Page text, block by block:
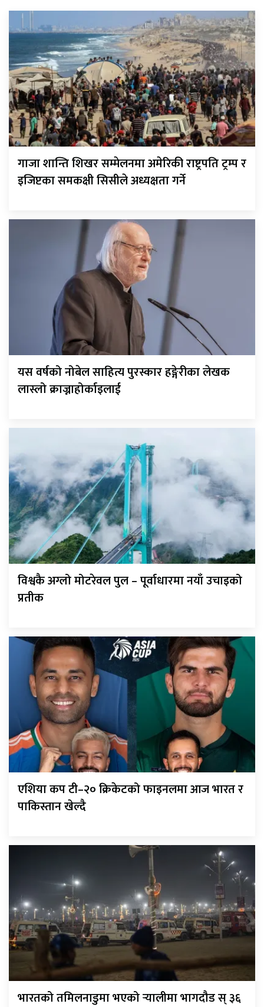
गाजा शान्ति शिखर सम्मेलनमा अमेरिकी राष्ट्रपति ट्रम्प र
इजिप्टका समकक्षी सिसीले अध्यक्षता गर्ने
यस वर्षको नोबेल साहित्य पुरस्कार हङ्गेरीका लेखक
लास्लो क्राज्नाहोर्काइलाई
विश्वकै अग्लो मोटरेवल पुल – पूर्वाधारमा नयाँ उचाइको
प्रतीक
एशिया कप टी–२० क्रिकेटको फाइनलमा आज भारत र
पाकिस्तान खेल्दै
भारतको तमिलनाडुमा भएको र्‍यालीमा भागदौड स् ३६